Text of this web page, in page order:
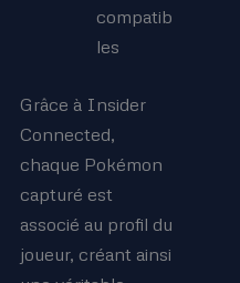
compatib
les
Grâce à Insider
Connected,
chaque Pokémon
capturé est
associé au profil du
joueur, créant ainsi